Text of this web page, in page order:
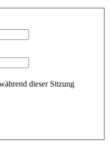
dieser Sitzung